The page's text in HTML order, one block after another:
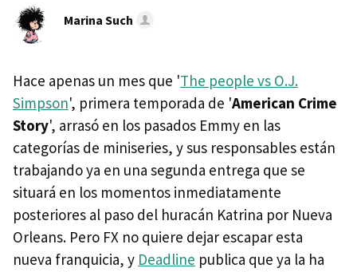
Marina Such
Hace apenas un mes que 'The people vs O.J.
Simpson', primera temporada de 'American Crime
Story', arrasó en los pasados Emmy en las
categorías de miniseries, y sus responsables están
trabajando ya en una segunda entrega que se
situará en los momentos inmediatamente
posteriores al paso del huracán Katrina por Nueva
Orleans. Pero FX no quiere dejar escapar esta
nueva franquicia, y Deadline publica que ya la ha